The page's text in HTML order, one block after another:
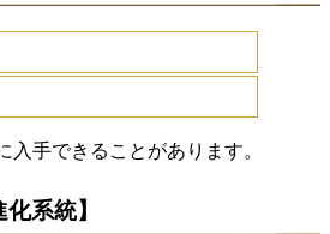
手できることがあります。
系統】